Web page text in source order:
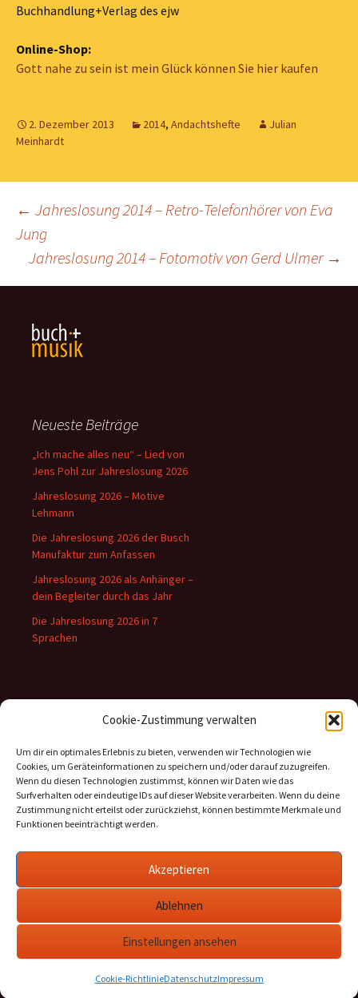
Cookie-Zustimmung verwalten
Um dir ein optimales Erlebnis zu bieten, verwenden wir Technologien wie
Cookies, um Geräteinformationen zu speichern und/oder darauf zuzugreifen.
Wenn du diesen Technologien zustimmst, können wir Daten wie das
Surfverhalten oder eindeutige IDs auf dieser Website verarbeiten. Wenn du deine
Zustimmung nicht erteilst oder zurückziehst, können bestimmte Merkmale und
Funktionen beeinträchtigt werden.
Akzeptieren
Ablehnen
Einstellungen ansehen
Cookie-RichtlinieDatenschutzImpressum
Buchhandlung+Verlag des ejw
Online-Shop:
Gott nahe zu sein ist mein Glück können Sie hier kaufen
2. Dezember 2013 2014, Andachtshefte
Julian
Meinhardt
Beitragsnavigation
← Jahreslosung 2014 – Retro-Telefonhörer von Eva
Jung
Jahreslosung 2014 – Fotomotiv von Gerd Ulmer →
Neueste Beiträge
„Ich mache alles neu“ – Lied von
Jens Pohl zur Jahreslosung 2026
Jahreslosung 2026 – Motive
Lehmann
Die Jahreslosung 2026 der Busch
Manufaktur zum Anfassen
Jahreslosung 2026 als Anhänger –
dein Begleiter durch das Jahr
Die Jahreslosung 2026 in 7
Sprachen
Archiv
Informationen
Datenschutz